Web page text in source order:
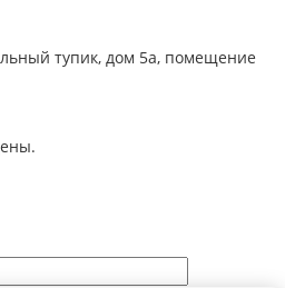
тупик, дом 5а, помещение